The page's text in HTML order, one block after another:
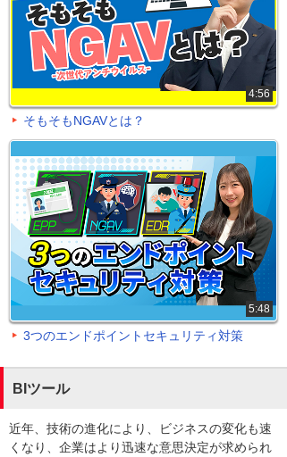
4:56
そもそもNGAVとは？
5:48
3つのエンドポイントセキュリティ対策
BIツール
近年、技術の進化により、ビジネスの変化も速
くなり、企業はより迅速な意思決定が求められ